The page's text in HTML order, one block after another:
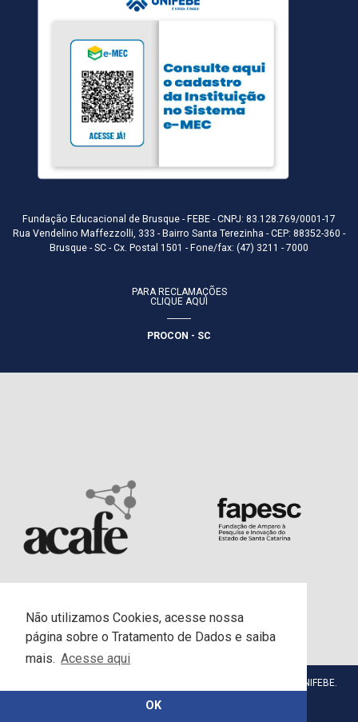
Não utilizamos Cookies, acesse nossa
página sobre o Tratamento de Dados e saiba
mais. Acesse aqui
OK
Fundação Educacional de Brusque - FEBE - CNPJ: 83.128.769/0001-17
Rua Vendelino Maffezzolli, 333 - Bairro Santa Terezinha - CEP: 88352-360 -
Brusque - SC - Cx. Postal 1501 - Fone/fax: (47) 3211 - 7000
PARA RECLAMAÇÕES
CLIQUE AQUI
PROCON - SC
© Centro Universitário da Fundação Educacional de Brusque - UNIFEBE.
Todos os direitos reservados.